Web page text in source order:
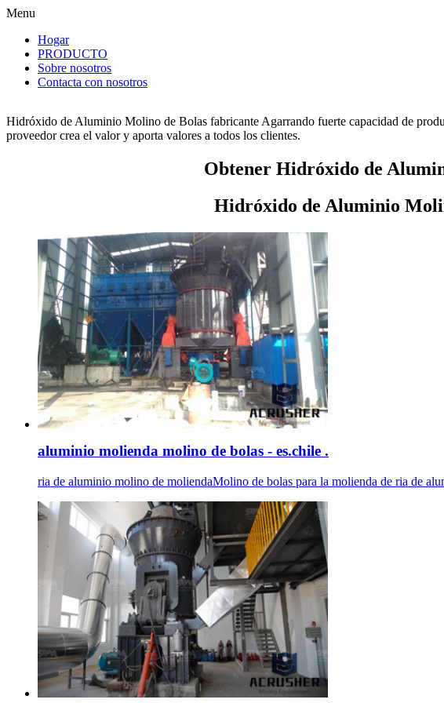
Menu
Hogar
PRODUCTO
Sobre nosotros
Contacta con nosotros
Hidróxido de Aluminio Molino de Bolas fabricante Agarrando fuerte capacidad de
proveedor crea el valor y aporta valores a todos los clientes.
Obtener Hidróxido de
Hidróxido de Aluminio
aluminio molienda molino de bolas - es.chile .
ria de aluminio molino de moliendaMolino de bolas para la molienda de ria de